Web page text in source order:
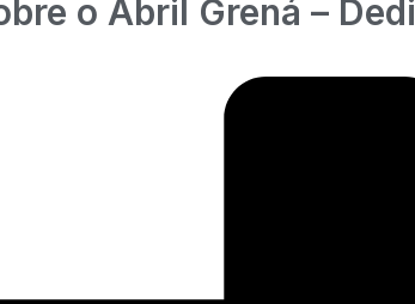
o Abril Grená –